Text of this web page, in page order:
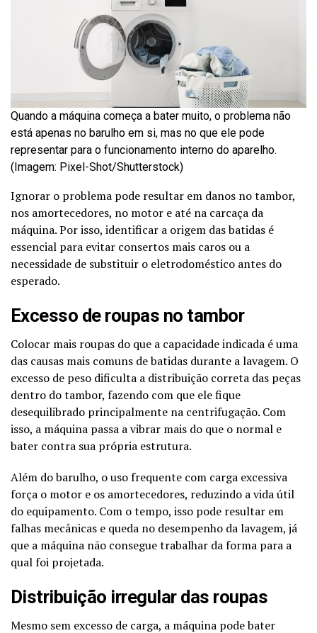
Quando a máquina começa a bater muito, o problema não
está apenas no barulho em si, mas no que ele pode
representar para o funcionamento interno do aparelho.
(Imagem: Pixel-Shot/Shutterstock)
Ignorar o problema pode resultar em danos no tambor,
nos amortecedores, no motor e até na carcaça da
máquina. Por isso, identificar a origem das batidas é
essencial para evitar consertos mais caros ou a
necessidade de substituir o eletrodoméstico antes do
esperado.
Excesso de roupas no tambor
Colocar mais roupas do que a capacidade indicada é uma
das causas mais comuns de batidas durante a lavagem. O
excesso de peso dificulta a distribuição correta das peças
dentro do tambor, fazendo com que ele fique
desequilibrado principalmente na centrifugação. Com
isso, a máquina passa a vibrar mais do que o normal e
bater contra sua própria estrutura.
Além do barulho, o uso frequente com carga excessiva
força o motor e os amortecedores, reduzindo a vida útil
do equipamento. Com o tempo, isso pode resultar em
falhas mecânicas e queda no desempenho da lavagem, já
que a máquina não consegue trabalhar da forma para a
qual foi projetada.
Distribuição irregular das roupas
Mesmo sem excesso de carga, a máquina pode bater